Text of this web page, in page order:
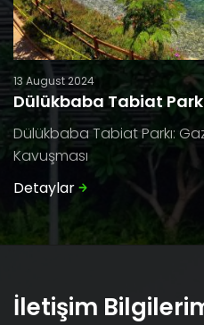
13 August 2024
Dülükbaba Tabiat
Dülükbaba Tabiat Parkı:
Kavuşması
Detaylar
İletişim